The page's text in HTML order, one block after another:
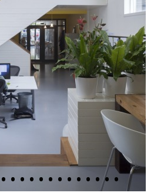
•••••••••••••